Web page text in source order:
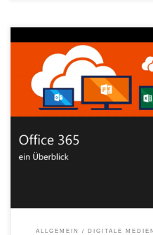
Die Online Sprechstunde ist eine Fort-
niederösterreichischen Schulen zum 8-
Hier finden Sie eine Aufzeichnung
2020 zum Thema Office 365 – ein
Plastischer Reader Mit der
verbessern und zu optimieren. Der
durch visuelle Effekte. Excel – Teilen
problemlos teilen und so die
ALLGEMEIN DIGITALE MEDIEN